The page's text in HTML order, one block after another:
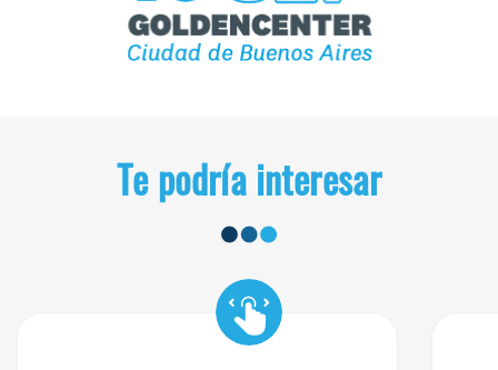
Te podría interesar